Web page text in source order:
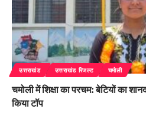
उत्तराखंड उत्तराखंड रिजल्ट चमोली
चमोली में शिक्षा का परचम: बेटियों का
किया टॉप